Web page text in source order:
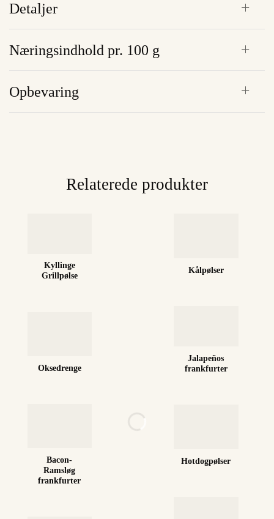
Detaljer
Næringsindhold pr. 100 g
Opbevaring
Relaterede produkter
Kyllinge
Grillpølse
Oksedrenge
Bacon-
Ramsløg
frankfurter
Kålpølser
Jalapeños
frankfurter
Hotdogpølser